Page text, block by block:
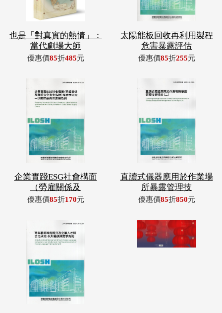
也是「對真實的熱情」：
當代劇場大師
優惠價85折485元
太陽能板回收再利用製程
危害暴露評估
優惠價85折255元
企業實踐ESG社會構面
（勞雇關係及
優惠價85折170元
直讀式儀器應用於作業場
所暴露管理技
優惠價85折850元